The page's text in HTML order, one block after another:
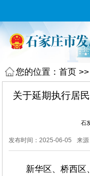
您的位置：首页 >>
关于延期执行居
石
发布时间：2025-06-05 来
新华区、桥西区